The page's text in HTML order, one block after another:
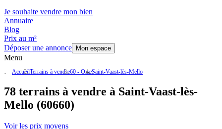
Je souhaite vendre mon bien
Annuaire
Blog
Prix au m²
Déposer une annonce
Mon espace
Menu
AccueilTerrains à vendre60 - OiseSaint-Vaast-lès-Mello
78 terrains à vendre à Saint-Vaast-lès-
Mello (60660)
Voir les prix moyens